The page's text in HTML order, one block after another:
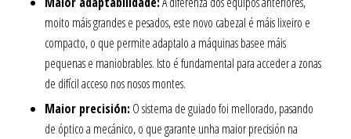
moito máis grandes e pesados, este novo cabezal é máis lixeiro e
compacto, o que permite adaptalo a máquinas basee máis
pequenas e maniobrables. Isto é fundamental para acceder a zonas
de difícil acceso nos nosos montes.
Maior precisión:O sistema de guiado foi mellorado, pasando
de óptico a mecánico, o que garante unha maior precisión na